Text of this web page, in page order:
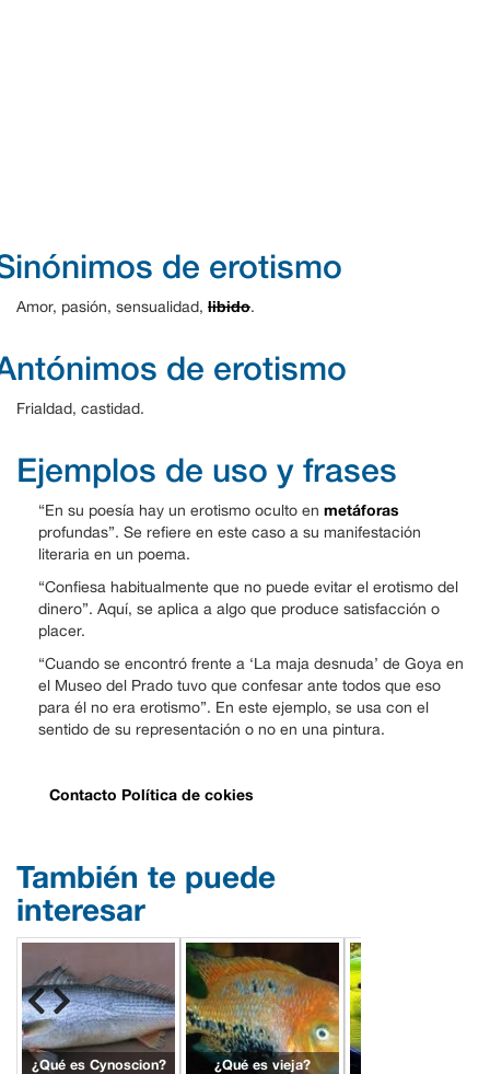
de erotismo
Amor, pasión, sensualidad, libido.
de erotismo
Frialdad, castidad.
Ejemplos de uso y frases
“En su poesía hay un erotismo oculto en metáforas
profundas”. Se refiere en este caso a su manifestación
literaria en un poema.
“Confiesa habitualmente que no puede evitar el erotismo del
dinero”. Aquí, se aplica a algo que produce satisfacción o
placer.
“Cuando se encontró frente a ‘La maja desnuda’ de Goya en
el Museo del Prado tuvo que confesar ante todos que eso
para él no era erotismo”. En este ejemplo, se usa con el
sentido de su representación o no en una pintura.
Contacto Política de cokies
También te puede
interesar
¿Qué es Cynoscion? ¿Qué es vieja?